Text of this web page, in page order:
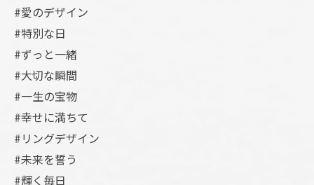
#愛のデザイン
#特別な日
#ずっと一緒
#大切な瞬間
#一生の宝物
#幸せに満ちて
#リングデザイン
#未来を誓う
#輝く毎日